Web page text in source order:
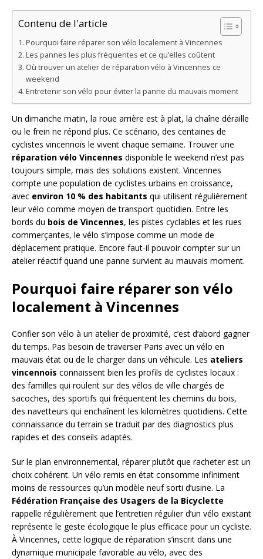
Contenu de l'article
Pourquoi faire réparer son vélo localement à Vincennes
Les pannes les plus fréquentes et ce qu’elles coûtent
Où trouver un atelier de réparation vélo à Vincennes ce
weekend
Entretenir son vélo pour éviter la panne du mauvais moment
Un dimanche matin, la roue arrière est à plat, la chaîne déraille
ou le frein ne répond plus. Ce scénario, des centaines de
cyclistes vincennois le vivent chaque semaine. Trouver une
réparation vélo Vincennes disponible le weekend n’est pas
toujours simple, mais des solutions existent. Vincennes
compte une population de cyclistes urbains en croissance,
avec environ 10 % des habitants qui utilisent régulièrement
leur vélo comme moyen de transport quotidien. Entre les
bords du bois de Vincennes, les pistes cyclables et les rues
commerçantes, le vélo s’impose comme un mode de
déplacement pratique. Encore faut-il pouvoir compter sur un
atelier réactif quand une panne survient au mauvais moment.
Pourquoi faire réparer son vélo
localement à Vincennes
Confier son vélo à un atelier de proximité, c’est d’abord gagner
du temps. Pas besoin de traverser Paris avec un vélo en
mauvais état ou de le charger dans un véhicule. Les ateliers
vincennois connaissent bien les profils de cyclistes locaux :
des familles qui roulent sur des vélos de ville chargés de
sacoches, des sportifs qui fréquentent les chemins du bois,
des navetteurs qui enchaînent les kilomètres quotidiens. Cette
connaissance du terrain se traduit par des diagnostics plus
rapides et des conseils adaptés.
Sur le plan environnemental, réparer plutôt que racheter est un
choix cohérent. Un vélo remis en état consomme infiniment
moins de ressources qu’un modèle neuf sorti d’usine. La
Fédération Française des Usagers de la Bicyclette
rappelle régulièrement que l’entretien régulier d’un vélo existant
représente le geste écologique le plus efficace pour un cycliste.
À Vincennes, cette logique de réparation s’inscrit dans une
dynamique municipale favorable au vélo, avec des